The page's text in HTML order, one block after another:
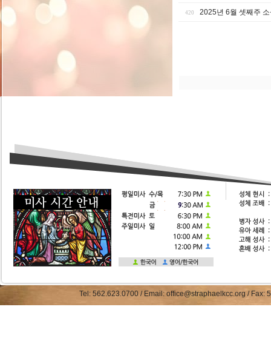
420 2025년 6월 셋째주
Tel: 562.623.0700 / Email: office@straphaelkcc.org /